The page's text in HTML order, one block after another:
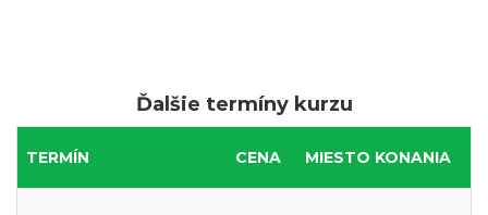
Ďalšie termíny kurzu
TERMÍN CENA MIESTO KONANIA